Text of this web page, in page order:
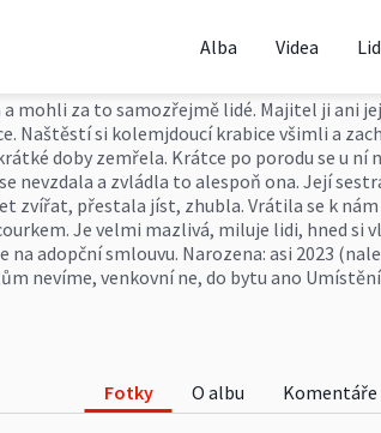
Alba Videa
mohli za to samozřejmě lidé. Majitel ji ani
Naštěstí si kolemjdoucí krabice všimli a
doby zemřela. Krátce po porodu se u
a zvládla to alespoň ona. Její
zvířat, přestala jíst, zhubla. Vrátila se k
Je velmi mazlivá, miluje lidi, hned si
adopční smlouvu. Narozena: asi 2023
nevíme, venkovní ne, do bytu ano
Fotky O albu Komentáře